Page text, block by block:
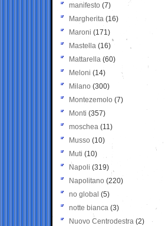
manifesto (7)
Margherita (16)
Maroni (171)
Mastella (16)
Mattarella (60)
Meloni (14)
Milano (300)
Montezemolo (7)
Monti (357)
moschea (11)
Musso (10)
Muti (10)
Napoli (319)
Napolitano (220)
no global (5)
notte bianca (3)
Nuovo Centrodestra (2)